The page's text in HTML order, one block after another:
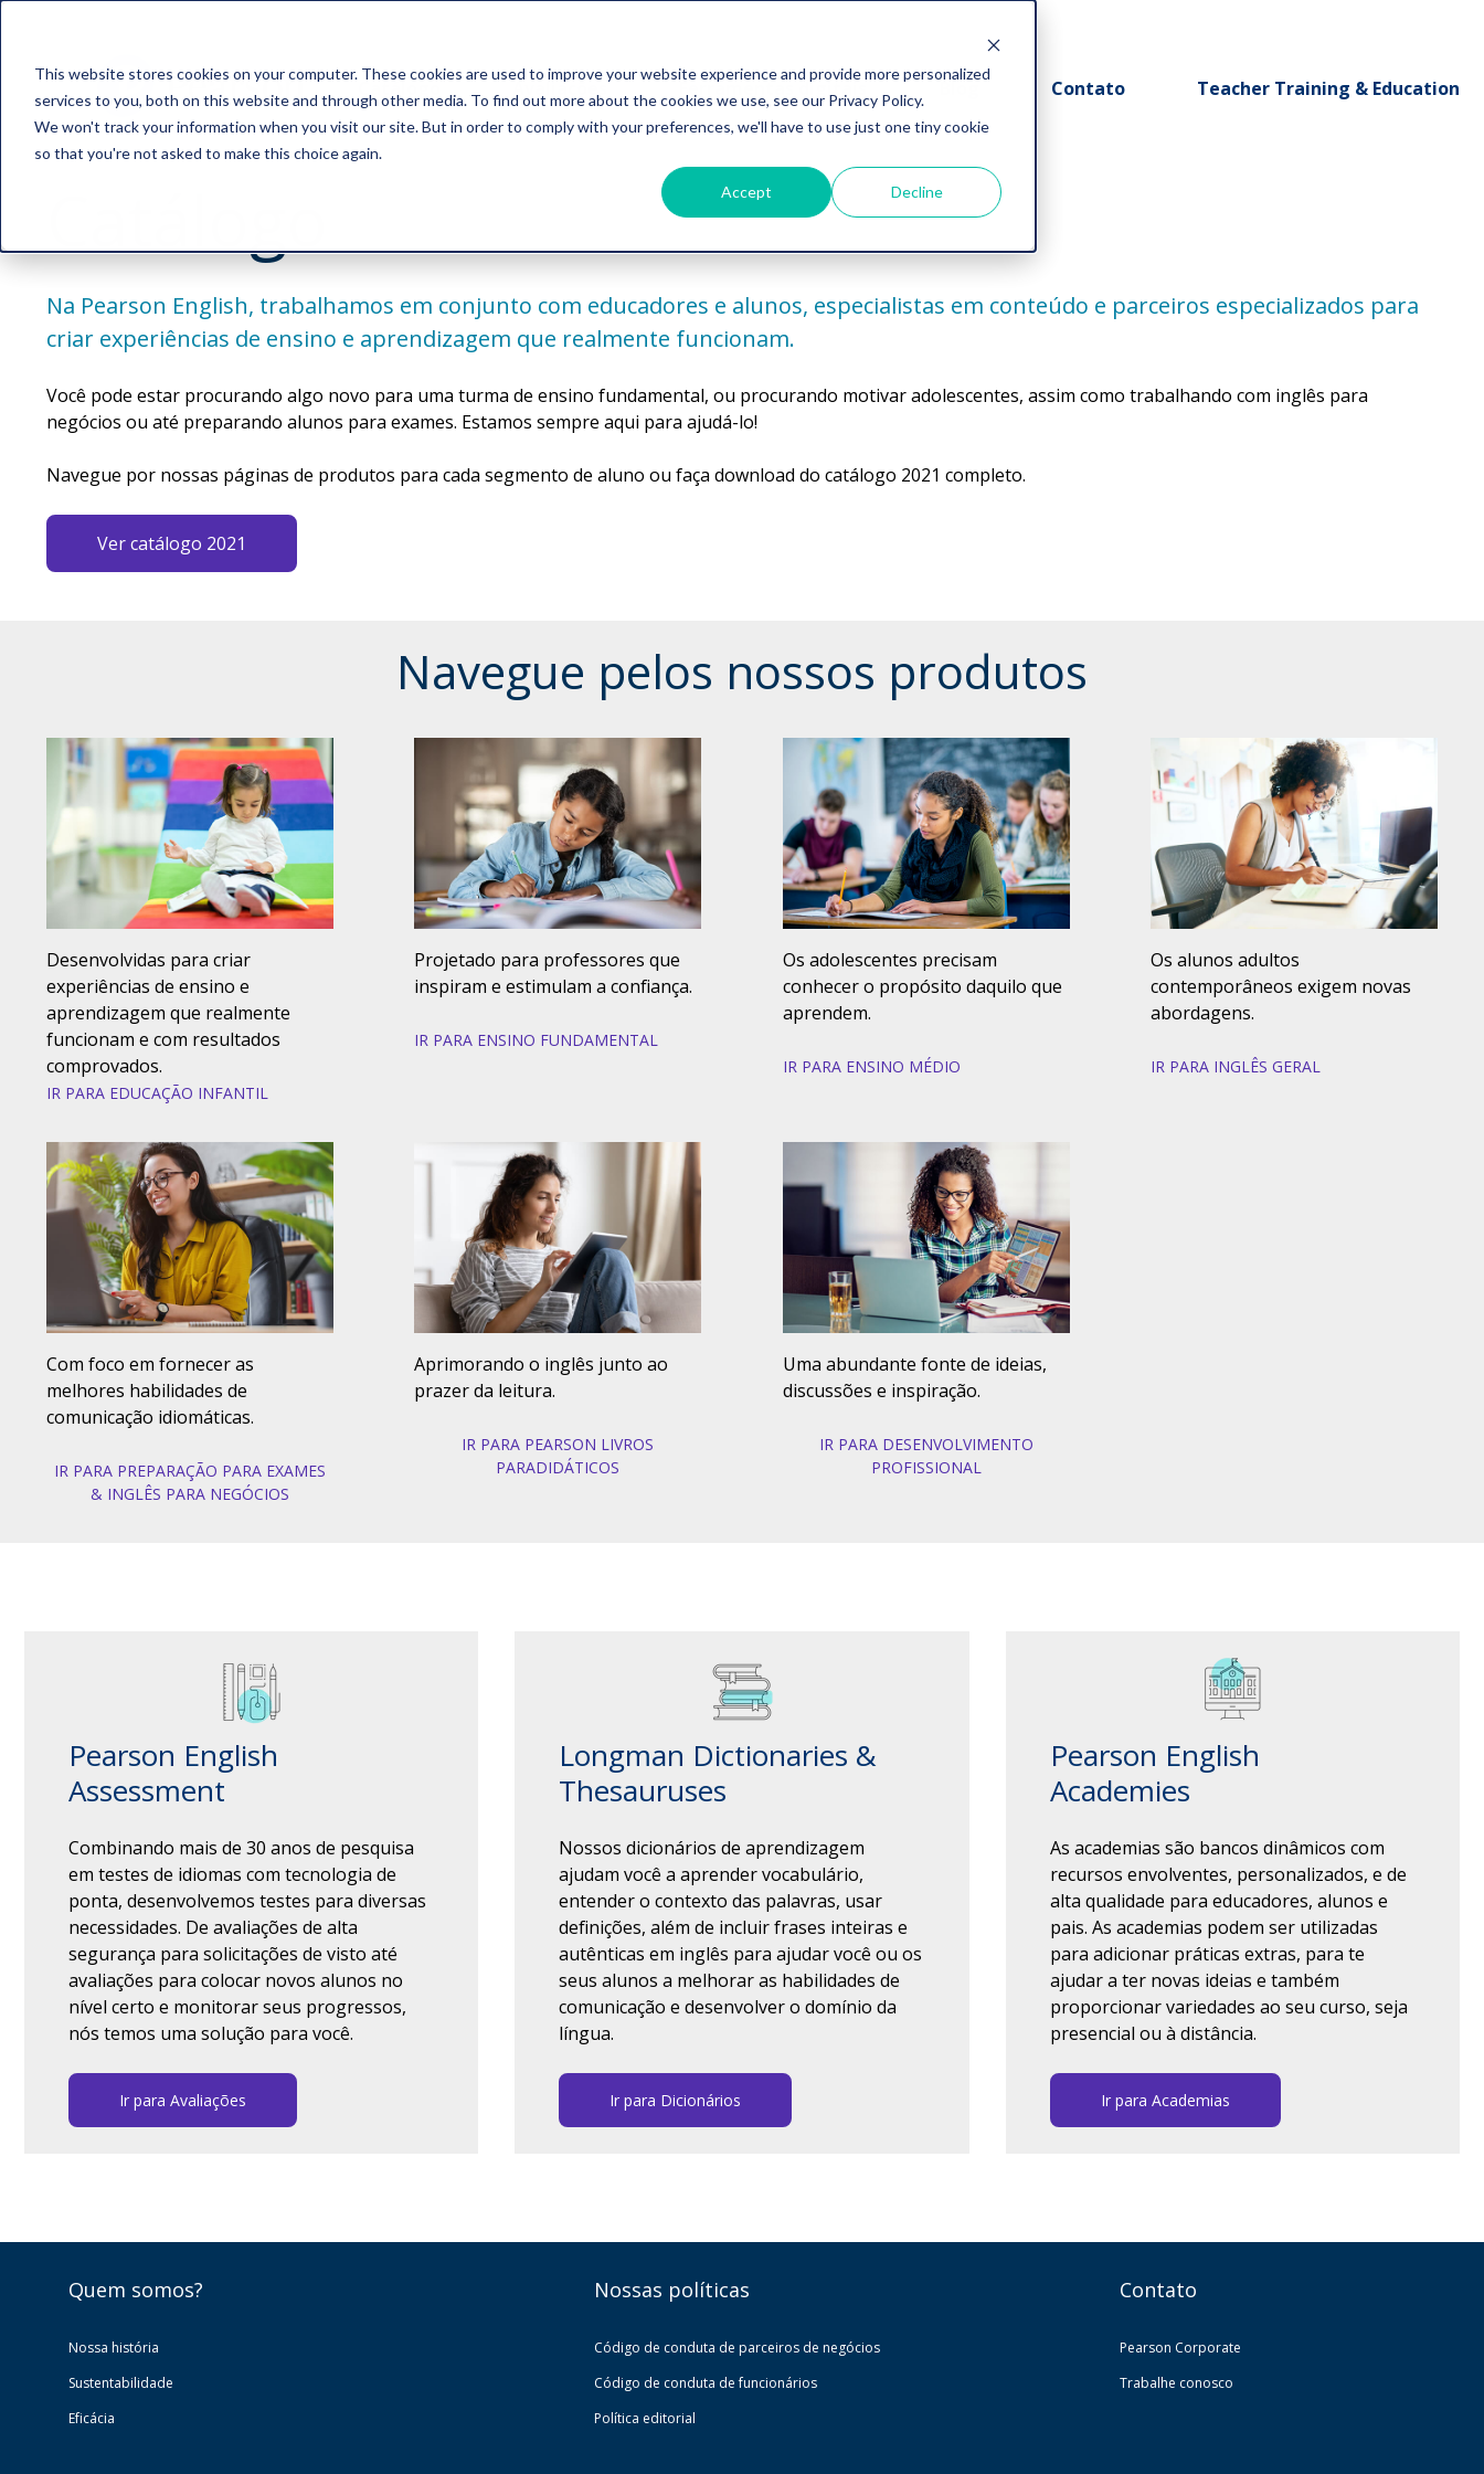
This website stores cookies on your computer. These cookies are used to improve your website experience and provide more personalized
services to you, both on this website and through other media. To find out more about the cookies we use, see our Privacy Policy.
We won't track your information when you visit our site. But in order to comply with your preferences, we'll have to use just one tiny cookie
so that you're not asked to make this choice again.
Accept Decline
Avaliações Ferramentas digitais Contato Teacher Training & Education
Na Pearson English, trabalhamos em conjunto com educadores e alunos, especialistas em conteúdo e parceiros especializados para
criar experiências de ensino e aprendizagem que realmente funcionam.
Você pode estar procurando algo novo para uma turma de ensino fundamental, ou procurando motivar adolescentes, assim como trabalhando com inglês para
negócios ou até preparando alunos para exames. Estamos sempre aqui para ajudá-lo!
Navegue por nossas páginas de produtos para cada segmento de aluno ou faça download do catálogo 2021 completo.
Ver catálogo 2021
Navegue pelos nossos produtos
Desenvolvidas para criar
experiências de ensino e
aprendizagem que realmente
funcionam e com resultados
comprovados.
IR PARA EDUCAÇÃO INFANTIL
Projetado para professores que
inspiram e estimulam a confiança.
IR PARA ENSINO FUNDAMENTAL
Os adolescentes precisam
conhecer o propósito daquilo que
aprendem.
IR PARA ENSINO MÉDIO
Os alunos adultos
contemporâneos exigem novas
abordagens.
IR PARA INGLÊS GERAL
Com foco em fornecer as
melhores habilidades de
comunicação idiomáticas.
IR PARA PREPARAÇÃO PARA EXAMES
& INGLÊS PARA NEGÓCIOS
Aprimorando o inglês junto ao
prazer da leitura.
IR PARA PEARSON LIVROS
PARADIDÁTICOS
Uma abundante fonte de ideias,
discussões e inspiração.
IR PARA DESENVOLVIMENTO
PROFISSIONAL
Pearson English
Assessment
Combinando mais de 30 anos de pesquisa
em testes de idiomas com tecnologia de
ponta, desenvolvemos testes para diversas
necessidades. De avaliações de alta
segurança para solicitações de visto até
avaliações para colocar novos alunos no
nível certo e monitorar seus progressos,
nós temos uma solução para você.
Ir para Avaliações
Longman Dictionaries &
Thesauruses
Nossos dicionários de aprendizagem
ajudam você a aprender ​vocabulário,
entender o contexto das palavras, usar
definições, além de incluir frases inteiras e
autênticas em inglês para ajudar você ou os
seus alunos a melhorar as habilidades de
comunicação e desenvolver o domínio da
língua.
Ir para Dicionários
Pearson English
Academies
As academias são bancos dinâmicos com
recursos envolventes, personalizados, e de
alta qualidade para educadores, alunos e
pais. As academias podem ser utilizadas
para adicionar práticas extras, para te
ajudar a ter novas ideias e também
proporcionar variedades ao seu curso, seja
presencial ou à distância.
Ir para Academias
Quem somos?
Nossa história
Sustentabilidade
Eficácia
Nossas políticas
Código de conduta de parceiros de negócios
Código de conduta de funcionários
Política editorial
Contato
Pearson Corporate
Trabalhe conosco